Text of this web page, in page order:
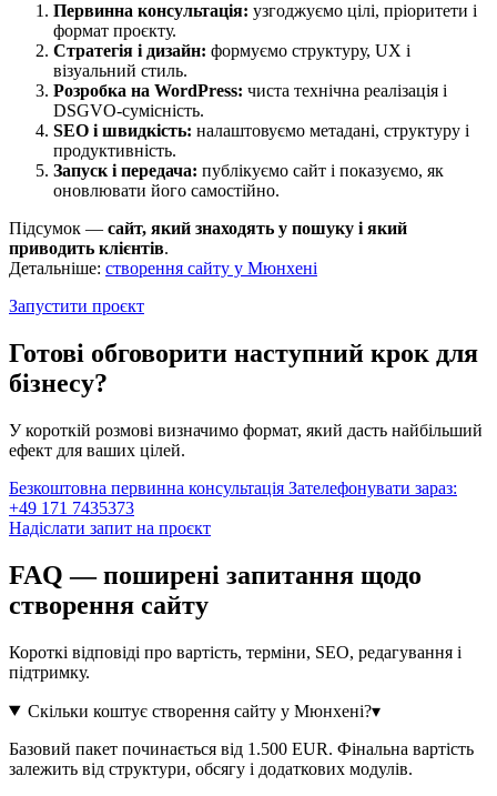
Первинна консультація: узгоджуємо цілі, пріоритети і
формат проєкту.
Стратегія і дизайн: формуємо структуру, UX і
візуальний стиль.
Розробка на WordPress: чиста технічна реалізація і
DSGVO-сумісність.
SEO і швидкість: налаштовуємо метадані, структуру і
продуктивність.
Запуск і передача: публікуємо сайт і показуємо, як
оновлювати його самостійно.
Підсумок — сайт, який знаходять у пошуку і який
приводить клієнтів.
Детальніше: створення сайту у Мюнхені
Запустити проєкт
Готові обговорити наступний крок для
бізнесу?
У короткій розмові визначимо формат, який дасть найбільший
ефект для ваших цілей.
Безкоштовна первинна консультація Зателефонувати зараз:
+49 171 7435373
Надіслати запит на проєкт
FAQ — поширені запитання щодо
створення сайту
Короткі відповіді про вартість, терміни, SEO, редагування і
підтримку.
Скільки коштує створення сайту у Мюнхені?▾
Базовий пакет починається від 1.500 EUR. Фінальна вартість
залежить від структури, обсягу і додаткових модулів.